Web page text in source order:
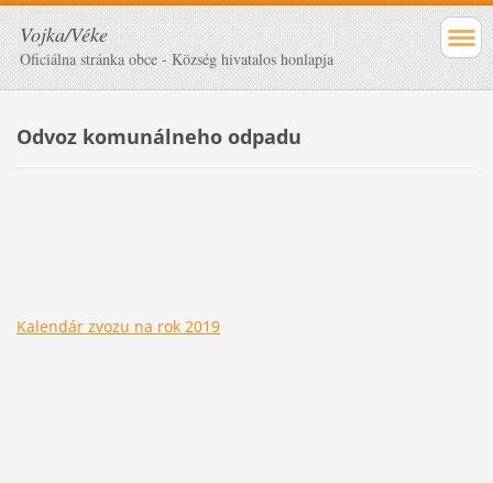
Vojka/Véke
Oficiálna stránka obce - Község hivatalos honlapja
Odvoz komunálneho odpadu
Kalendár zvozu na rok 2019